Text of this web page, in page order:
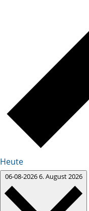
Heute
06-08-20266. August 2026